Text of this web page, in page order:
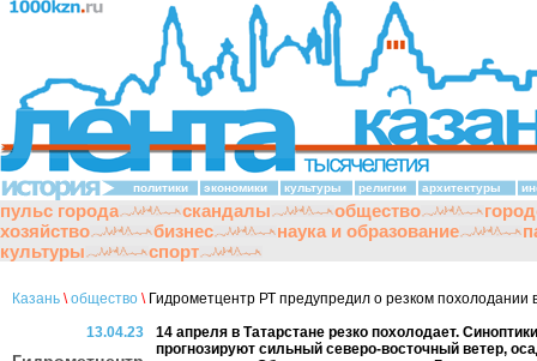
политики экономики культуры религии архитектуры
пульс города скандалы общество
хозяйство
бизнес наука и образование
культуры
спорт
Казань \ общество \Гидрометцентр РТ предупредил о резком похолодании
13.04.23
14 апреля в Татарстане резко похолодает. Синоптики
прогнозируют сильный северо-восточный ветер,